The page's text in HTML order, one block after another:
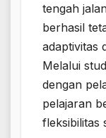
tengah
berhasil
adaptivitas
Melalui
dengan
pelajaran
fleksibilitas